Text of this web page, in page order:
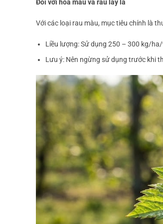
Đối với hoa màu và rau lấy lá
Với các loại rau màu, mục tiêu chính là
Liều lượng: Sử dụng 250 – 300 kg/
Lưu ý: Nên ngừng sử dụng trước khi